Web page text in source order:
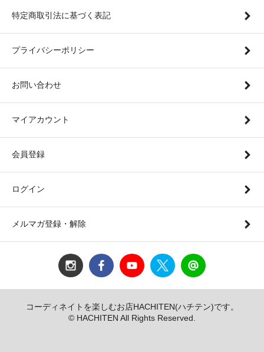
特定商取引法に基づく表記
プライバシーポリシー
お問い合わせ
マイアカウント
会員登録
ログイン
メルマガ登録・解除
コーディネイトを楽しむお店HACHITEN(ハチテン)です。
© HACHITEN All Rights Reserved.